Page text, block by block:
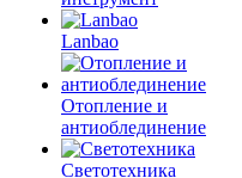
Lanbao
Отопление и
антиоблединение
Светотехника